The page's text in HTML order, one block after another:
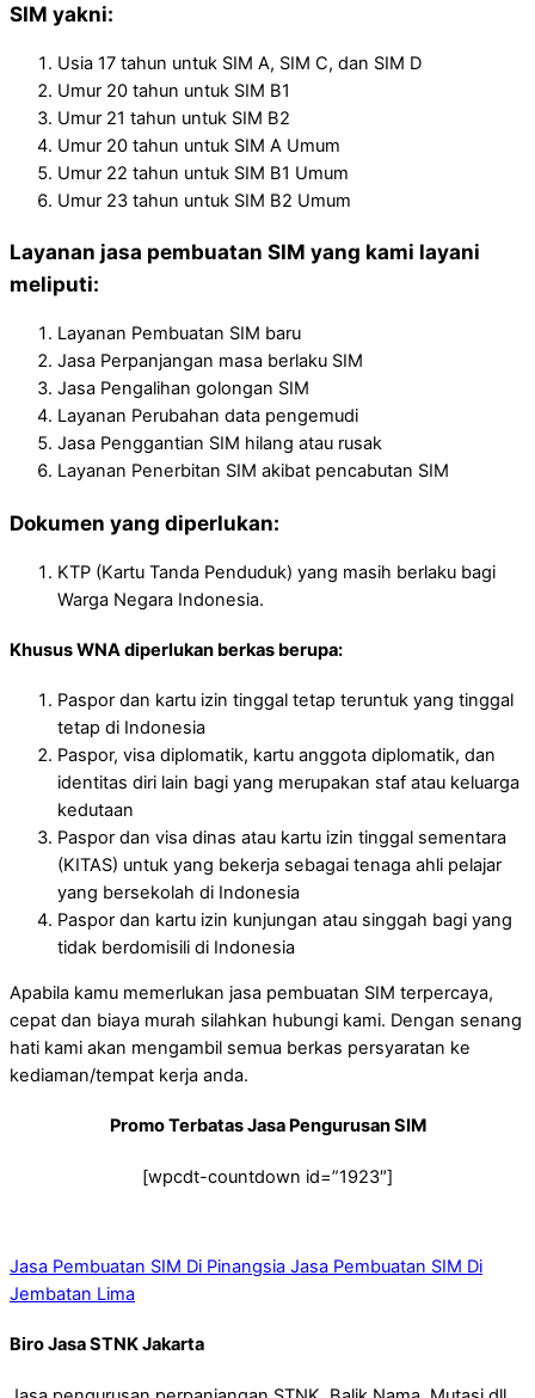
SIM yakni:
Usia 17 tahun untuk SIM A, SIM C, dan SIM D
Umur 20 tahun untuk SIM B1
Umur 21 tahun untuk SIM B2
Umur 20 tahun untuk SIM A Umum
Umur 22 tahun untuk SIM B1 Umum
Umur 23 tahun untuk SIM B2 Umum
Layanan jasa pembuatan SIM yang kami layani
meliputi:
Layanan Pembuatan SIM baru
Jasa Perpanjangan masa berlaku SIM
Jasa Pengalihan golongan SIM
Layanan Perubahan data pengemudi
Jasa Penggantian SIM hilang atau rusak
Layanan Penerbitan SIM akibat pencabutan SIM
Dokumen yang diperlukan:
KTP (Kartu Tanda Penduduk) yang masih berlaku bagi
Warga Negara Indonesia.
Khusus WNA diperlukan berkas berupa:
Paspor dan kartu izin tinggal tetap teruntuk yang tinggal
tetap di Indonesia
Paspor, visa diplomatik, kartu anggota diplomatik, dan
identitas diri lain bagi yang merupakan staf atau keluarga
kedutaan
Paspor dan visa dinas atau kartu izin tinggal sementara
(KITAS) untuk yang bekerja sebagai tenaga ahli pelajar
yang bersekolah di Indonesia
Paspor dan kartu izin kunjungan atau singgah bagi yang
tidak berdomisili di Indonesia
Apabila kamu memerlukan jasa pembuatan SIM terpercaya,
cepat dan biaya murah silahkan hubungi kami. Dengan senang
hati kami akan mengambil semua berkas persyaratan ke
kediaman/tempat kerja anda.
Promo Terbatas Jasa Pengurusan SIM
[wpcdt-countdown id=”1923″]
Jasa Pembuatan SIM Di Pinangsia Jasa Pembuatan SIM Di
Jembatan Lima
Biro Jasa STNK Jakarta